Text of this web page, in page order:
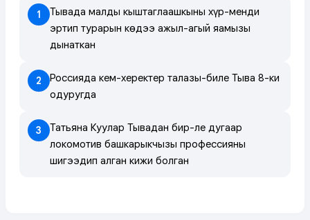
1
Тывада малдың кыштаглаашкыны хүр-менди
эртип турарын көдээ ажыл-агый яамызы
дыңнаткан
2
Россияда кем-херектер талазы-биле Тыва 8-ки
одуругда
3
Татьяна Куулар Тывадан бир-ле дугаар
локомотив башкарыкчызы профессияны
шиңгээдип алган кижи болган